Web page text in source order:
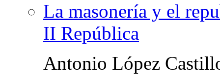
La masonería y el
II República
Antonio López